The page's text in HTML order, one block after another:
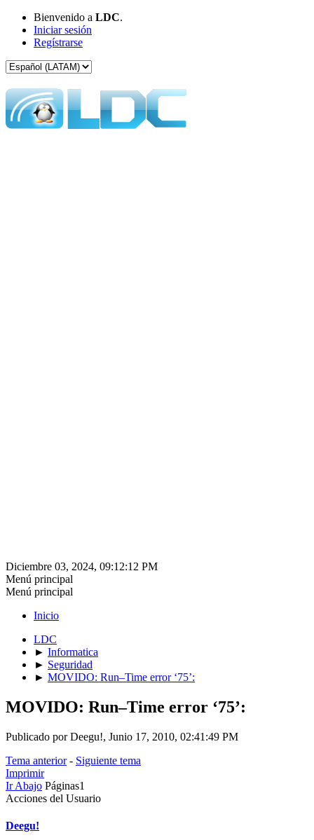
Bienvenido a LDC.
Iniciar sesión
Regístrarse
Diciembre 03, 2024, 09:12:12 PM
Menú principal
Menú principal
Inicio
LDC
► Informatica
► Seguridad
► MOVIDO: Run–Time error ‘75’:
MOVIDO: Run–Time error ‘75’:
Publicado por Deegu!, Junio 17, 2010, 02:41:49 PM
Tema anterior- Siguiente tema
Imprimir
Ir Abajo Páginas1
Acciones del Usuario
Deegu!